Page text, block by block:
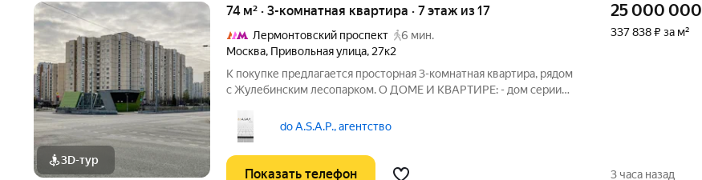
3D-тур
74 м² · 3-комнатная квартира · 7 этаж из 17
Лермонтовский проспект
6 мин.
Москва, Привольная улица, 27к2
К покупке предлагается просторная 3-комнатная квартира, рядом
с Жулебинским лесопарком. О ДОМЕ И КВАРТИРЕ: - дом серии
оборудования выполнена в 2025 г. - функциональная планировка
(распашонка),
do A.S.A.P., агентство
25 000 000
337 838 ₽ за м²
Показать телефон 3 часа назад